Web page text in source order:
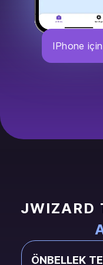
IPhone
JWIZARD
ÖNBELLEK